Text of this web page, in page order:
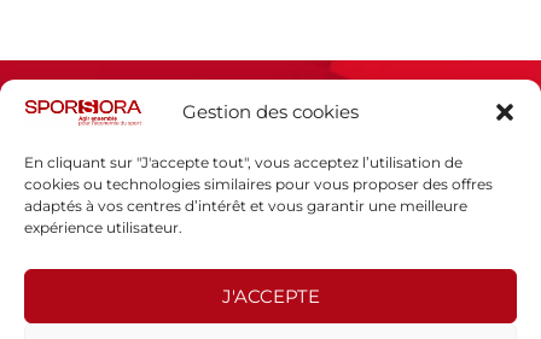
Gestion des cookies
En cliquant sur "J'accepte tout", vous acceptez l’utilisation de
cookies ou technologies similaires pour vous proposer des offres
adaptés à vos centres d’intérêt et vous garantir une meilleure
expérience utilisateur.
J'ACCEPTE
Espace presse
Politique de confidentialité